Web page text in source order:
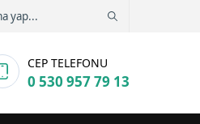
CEP TELEFONU
0 530 957 79 13